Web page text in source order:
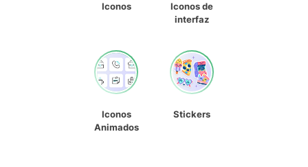
Iconos
Iconos de
interfaz
Iconos
Animados
Stickers